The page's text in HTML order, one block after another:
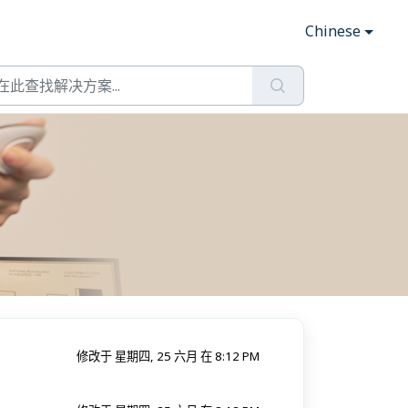
Chinese
修改于 星期四, 25 六月 在 8:12 PM